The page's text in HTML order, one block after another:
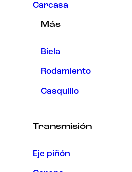
Carcasa
Más
Biela
Rodamiento
Casquillo
Transmisión
Eje piñón